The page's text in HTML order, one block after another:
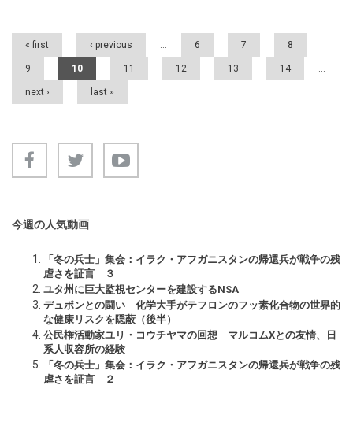
« first ‹ previous … 6 7 8
9 10 11 12 13 14 …
next › last »
今週の人気動画
「冬の兵士」集会：イラク・アフガニスタンの帰還兵が戦争の残
虐さを証言 ３
ユタ州に巨大監視センターを建設するNSA
デュポンとの闘い 化学大手がテフロンのフッ素化合物の世界的
な健康リスクを隠蔽（後半）
公民権活動家ユリ・コウチヤマの回想 マルコムXとの友情、日
系人収容所の経験
「冬の兵士」集会：イラク・アフガニスタンの帰還兵が戦争の残
虐さを証言 ２